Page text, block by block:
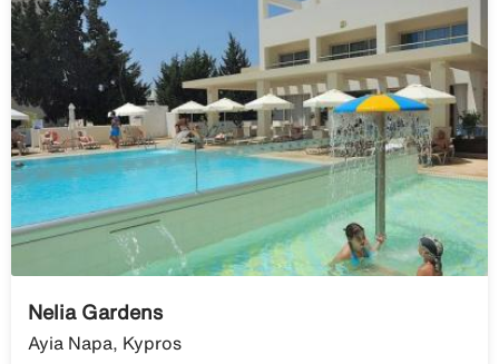
Nelia Gardens
Ayia Napa, Kypros